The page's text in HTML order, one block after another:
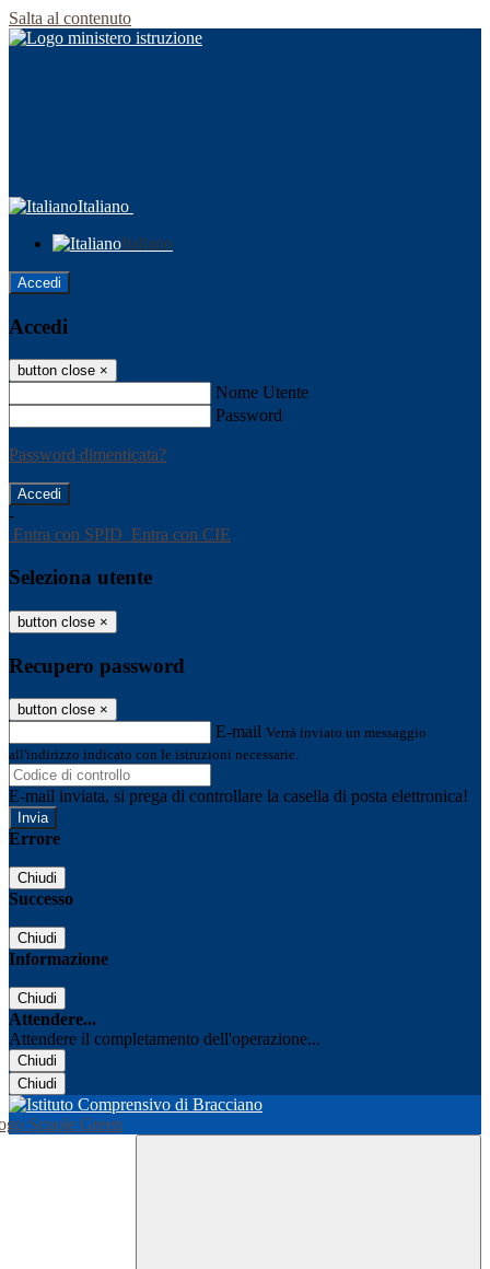
Salta al contenuto
Italiano
Italiano
Accedi
Accedi
button close ×
Nome Utente
Password
Password dimenticata?
-
Entra con SPID Entra con CIE
Seleziona utente
button close ×
Recupero password
button close ×
E-mail Verrà inviato un messaggio
all'indirizzo indicato con le istruzioni necessarie.
E-mail inviata, si prega di controllare la casella di posta elettronica!
Errore
Chiudi
Successo
Chiudi
Informazione
Chiudi
Attendere...
Attendere il completamento dell'operazione...
Chiudi
Chiudi